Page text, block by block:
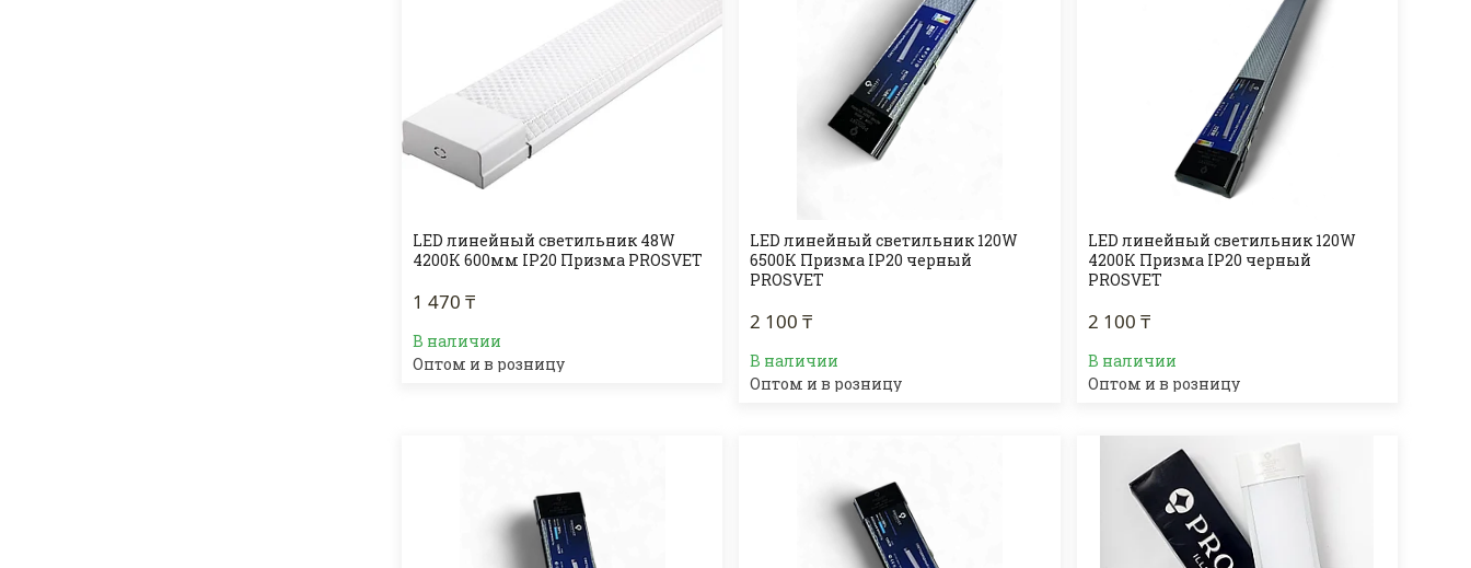
LED линейный светильник 48W
4200К 600мм IP20 Призма PROSVET
1 470 ₸
В наличии
Оптом и в розницу
LED линейный светильник 120W
6500К Призма IP20 черный
PROSVET
2 100 ₸
В наличии
Оптом и в розницу
LED линейный светильник 120W
4200К Призма IP20 черный
PROSVET
2 100 ₸
В наличии
Оптом и в розницу